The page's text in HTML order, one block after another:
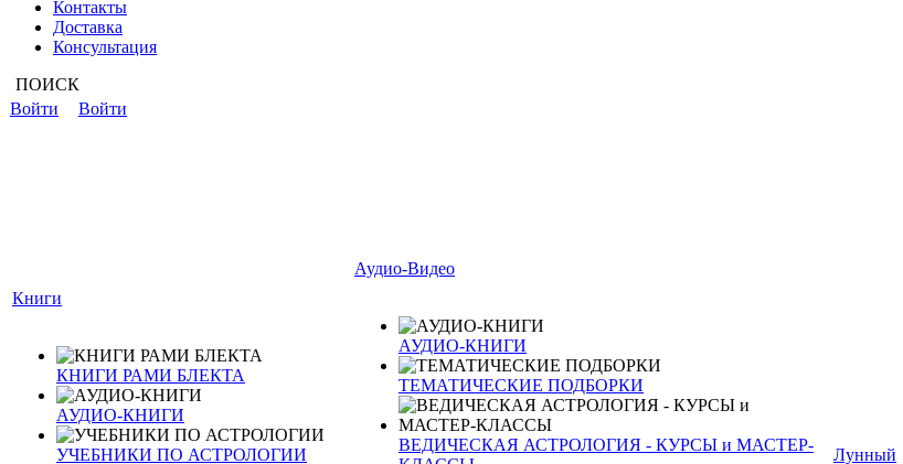
Контакты
Доставка
Консультация
ПОИСК
Войти
Войти
Книги
КНИГИ РАМИ БЛЕКТА
АУДИО-КНИГИ
УЧЕБНИКИ ПО АСТРОЛОГИИ
Аудио-Видео
АУДИО-КНИГИ
ТЕМАТИЧЕСКИЕ ПОДБОРКИ
ВЕДИЧЕСКАЯ АСТРОЛОГИЯ - КУРСЫ и МАСТЕР-
Лунный